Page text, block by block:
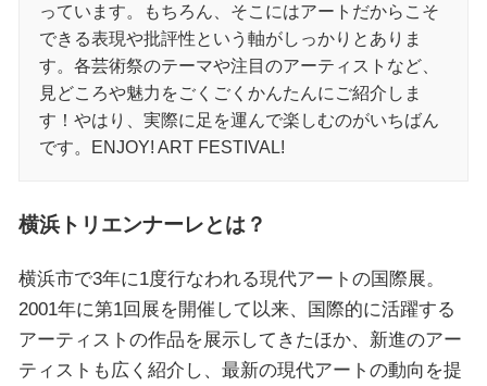
っています。もちろん、そこにはアートだからこそ
できる表現や批評性という軸がしっかりとありま
す。各芸術祭のテーマや注目のアーティストなど、
見どころや魅力をごくごくかんたんにご紹介しま
す！やはり、実際に足を運んで楽しむのがいちばん
です。ENJOY! ART FESTIVAL!
横浜トリエンナーレとは？
横浜市で3年に1度行なわれる現代アートの国際展。
2001年に第1回展を開催して以来、国際的に活躍する
アーティストの作品を展示してきたほか、新進のアー
ティストも広く紹介し、最新の現代アートの動向を提